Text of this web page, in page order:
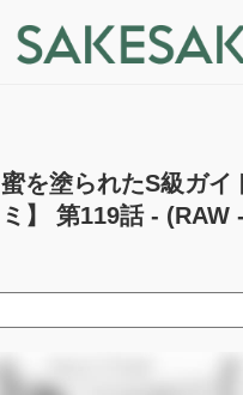
蜜を塗られたS級ガイ
ミ】 第119話 - (RAW